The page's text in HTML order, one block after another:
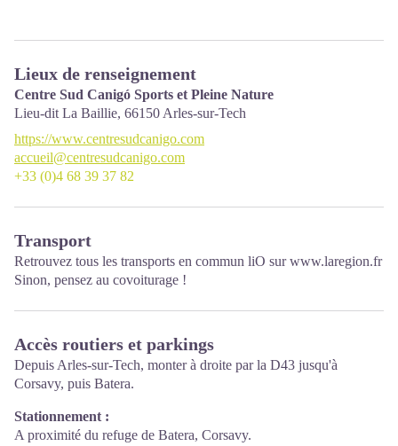
Lieux de renseignement
Centre Sud Canigó Sports et Pleine Nature
Lieu-dit La Baillie, 66150 Arles-sur-Tech
https://www.centresudcanigo.com
accueil@centresudcanigo.com
+33 (0)4 68 39 37 82
Transport
Retrouvez tous les transports en commun liO surwww.laregion.fr
Sinon, pensez au covoiturage !
Accès routiers et parkings
Depuis Arles-sur-Tech, monter à droite par la D43 jusqu'à
Corsavy, puis Batera.
Stationnement :
A proximité du refuge de Batera, Corsavy.